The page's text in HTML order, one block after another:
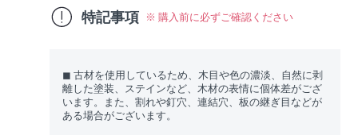
特記事項 ※ 購入前に必ずご確認ください
◼︎ 古材を使用しているため、木目や色の濃淡、自然に剥
離した塗装、ステインなど、木材の表情に個体差がござ
います。また、割れや釘穴、連結穴、板の継ぎ目などが
ある場合がございます。